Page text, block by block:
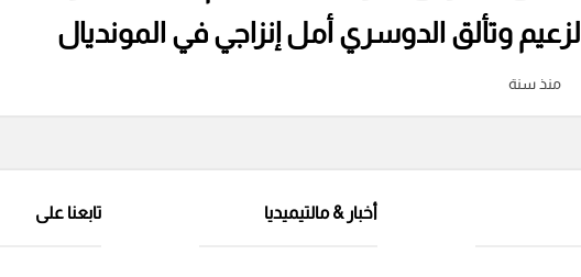
الزعيم وتألق الدوسري أمل إنزاجي في المونديال
منذ سنة
أخبار & مالتيميديا تابعنا على